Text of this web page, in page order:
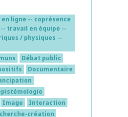
ligne -- coprésence
travail en équipe --
/ physiques --
Débat public
Documentaire
Image
Interaction
création